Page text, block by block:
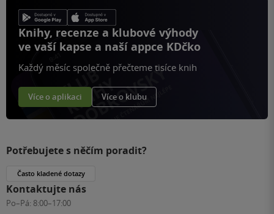
Knihy, recenze a klubové výhody
ve vaší kapse a naší appce KDčko
Každý měsíc společně přečteme tisíce knih
Více o aplikaci Více o klubu
Potřebujete s něčím poradit?
Často kladené dotazy
Kontaktujte nás
Po–Pá: 8:00–17:00